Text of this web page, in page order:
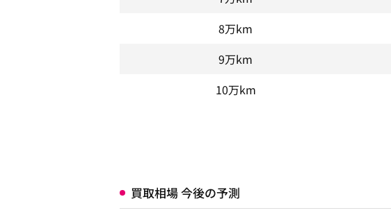
8万km
9万km
10万km
買取相場 今後の予測